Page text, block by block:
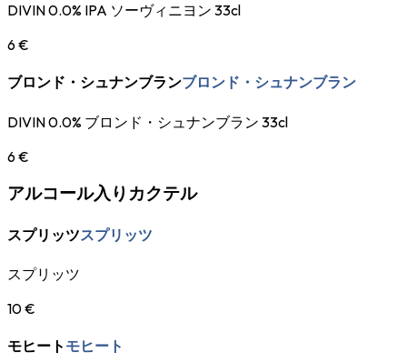
DIVIN 0.0% IPA ソーヴィニヨン 33cl
6 €
ブロンド・シュナンブランブロンド・シュナンブラン
DIVIN 0.0% ブロンド・シュナンブラン 33cl
6 €
アルコール入りカクテル
スプリッツスプリッツ
スプリッツ
10 €
モヒート モヒート